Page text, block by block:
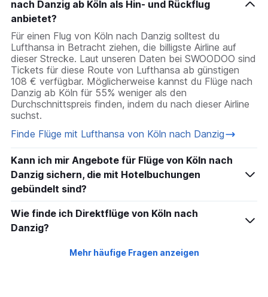
nach Danzig ab Köln als Hin- und Rückflug
anbietet?
Für einen Flug von Köln nach Danzig solltest du
Lufthansa in Betracht ziehen, die billigste Airline auf
dieser Strecke. Laut unseren Daten bei SWOODOO sind
Tickets für diese Route von Lufthansa ab günstigen
108 € verfügbar. Möglicherweise kannst du Flüge nach
Danzig ab Köln für 55% weniger als den
Durchschnittspreis finden, indem du nach dieser Airline
suchst.
Finde Flüge mit Lufthansa von Köln nach Danzig
Kann ich mir Angebote für Flüge von Köln nach
Danzig sichern, die mit Hotelbuchungen
gebündelt sind?
Wie finde ich Direktflüge von Köln nach
Danzig?
Mehr häufige Fragen anzeigen